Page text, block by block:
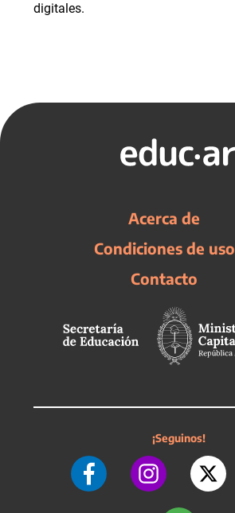
digitales.
Acerca de
Condiciones de uso
Contacto
¡Seguinos!